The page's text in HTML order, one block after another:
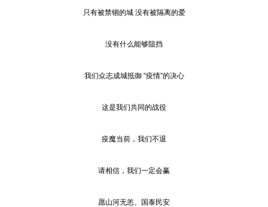
只有被禁锢的城 没有被隔离的爱
没有什么能够阻挡
我们众志成城抵御 “疫情”的决心
这是我们共同的战役
疫魔当前，我们不退
请相信，我们一定会赢
愿山河无恙、国泰民安